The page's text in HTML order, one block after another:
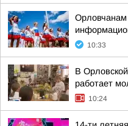
Орловчанам
10:33
В
работает
10:24